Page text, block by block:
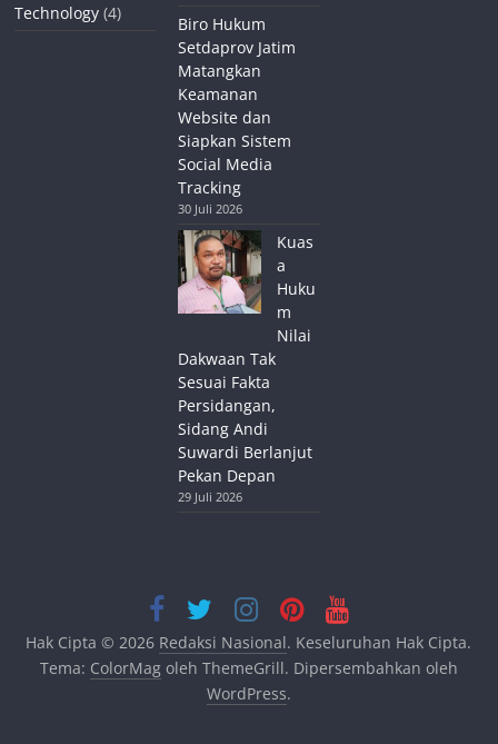
Technology (4)
Biro Hukum
Setdaprov Jatim
Matangkan
Keamanan
Website dan
Siapkan Sistem
Social Media
Tracking
30 Juli 2026
Kuas
a
Huku
m
Nilai
Dakwaan Tak
Sesuai Fakta
Persidangan,
Sidang Andi
Suwardi Berlanjut
Pekan Depan
29 Juli 2026
Hak Cipta © 2026 Redaksi Nasional. Keseluruhan Hak Cipta.
Tema: ColorMagoleh ThemeGrill. Dipersembahkan oleh
WordPress.